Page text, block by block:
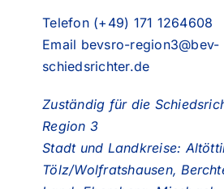
Telefon (+49) 171 1264608
Email bevsro-region3@bev-
schiedsrichter.de
Zuständig für die
Region 3
Stadt und Landkreise:
Tölz/Wolfratshausen,